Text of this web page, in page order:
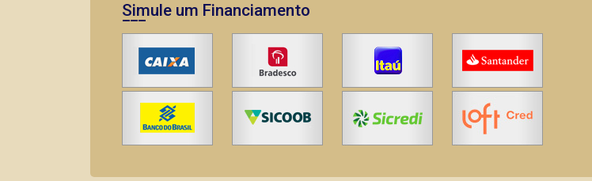
Simule um Financiamento